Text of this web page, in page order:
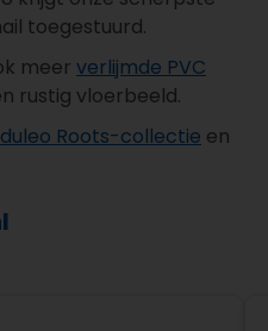
toegestuurd.
meer verlijmde PVC
rustig vloerbeeld.
Roots-collectie en